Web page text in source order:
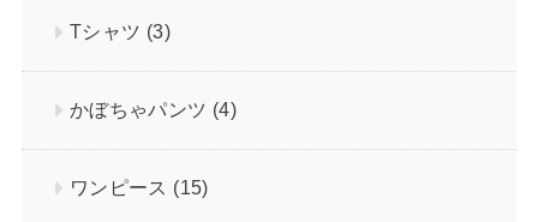
Tシャツ (3)
かぼちゃパンツ (4)
ワンピース (15)